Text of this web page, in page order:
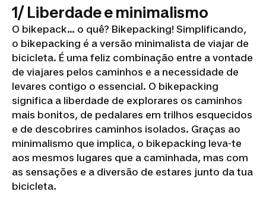
1/ Liberdade e minimalismo
O bikepack... o quê? Bikepacking! Simplificando,
o bikepacking é a versão minimalista de viajar de
bicicleta. É uma feliz combinação entre a vontade
de viajares pelos caminhos e a necessidade de
levares contigo o essencial. O bikepacking
significa a liberdade de explorares os caminhos
mais bonitos, de pedalares em trilhos esquecidos
e de descobrires caminhos isolados. Graças ao
minimalismo que implica, o bikepacking leva-te
aos mesmos lugares que a caminhada, mas com
as sensações e a diversão de estares junto da tua
bicicleta.